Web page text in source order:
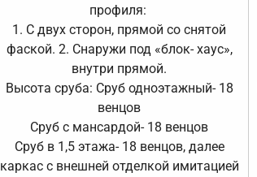
профиля:
1. С двух сторон, прямой со снятой
фаской. 2. Снаружи под «блок- хаус»,
внутри прямой.
Высота сруба: Сруб одноэтажный- 18
венцов
Сруб с мансардой- 18 венцов
Сруб в 1,5 этажа- 18 венцов, далее
каркас с внешней отделкой имитацией